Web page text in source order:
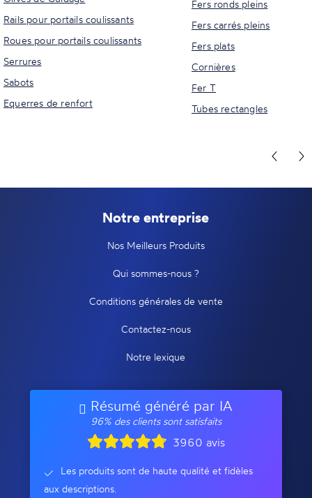
Rails pour portails coulissants
Roues pour portails coulissants
Serrures
Sabots
Equerres de renfort
Fers ronds pleins
Fers carrés pleins
Fers plats
Cornières
Fer T
Tubes rectangles
Notre entreprise
Nos Meilleurs Produits
Qui sommes-nous ?
Conditions générales de vente
Contactez-nous
Notre lexique
Résumé généré par IA
96% des clients sont satisfaits
3960 avis
Les produits sont de haute qualité et fidèles
aux descriptions.